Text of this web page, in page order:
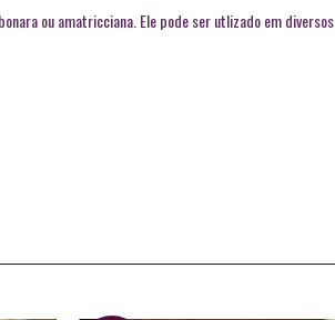
ou amatricciana. Ele pode ser utlizado em diversos